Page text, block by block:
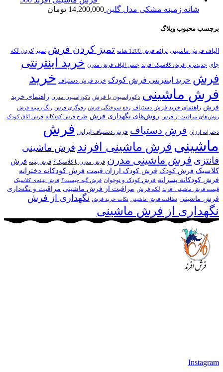
شانه زمینه مشکی مدل گلبن 14,200,000 تومان
برچسب محبوب وبلاگ
الیاف فرش ماشینی تراکم فرش 1200 شانه تمیز کردن فرش تمیز کردن لکه
چای جدیدترین فرش کلاسیک افرند جنس الیاف فرش مدرن خرید اینترنتی
فرش خرید اینترنتی فرش کودک خرید فرش دستباف خرید
فرش ماشینی دکوراسیون با فرش دکوراسیون مدرن راهنمای خرید
فرش راهنمای خرید فرش دستباف رفع سوختگی فرش رفوگری فرش رنگ زمینه فرش
روش‌های مراقبت از فرش روش‌های نگهداری فرش طرح فرش کودکانه فرش اتاق کودک
دخترانه ارزان فرش دستباف فرش دستباف ایرانی فرش
ماشینی فرش ماشینی افرند فرش ماشینی
فانتزی فرش ماشینی مدرن فرش مدرن یا کلاسیک؟ فرش پتینه فرش
کلاسیک فرش کودک فرش کودک ارزان قیمت فرش کودکانه دخترانه
فرش کودکانه پسرانه فرش کودک و نوجوان فرش گبه چیست؟ فرش‌ پتینه‌ی کلاسیک
قیمت فرش ماشینی افرند
لکه فرش مراقبت از فرش ماشینی مراقبت و نگه‌داری
فرش ماشینی نظافت فرش ماشینی نکات خرید فرش نگهداری از فرش
نگهداری از فرش ماشینی
Instagram